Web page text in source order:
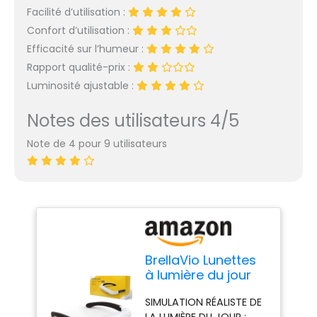
Facilité d’utilisation :
Confort d’utilisation :
Efficacité sur l’humeur :
Rapport qualité-prix :
Luminosité ajustable :
Notes des utilisateurs 4/5
Note de 4 pour 9 utilisateurs
BrellaVio Lunettes
à lumière du jour
la lampe à lumière
SIMULATION RÉALISTE DE